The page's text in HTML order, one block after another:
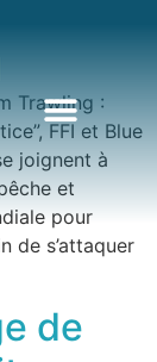
Trawling :
FFI et Blue
joignent à
et
pour
de s’attaquer
de